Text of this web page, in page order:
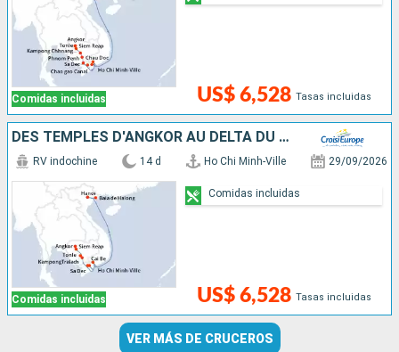
Comidas incluidas US$ 6,528 Tasas incluidas
DES TEMPLES D'ANGKOR AU DELTA DU MÉKONG, HANOÏ ET LA BAIE D'ALONG (FORMULE PORT/PORT)
Comidas incluidas
RV indochine 14 d Ho Chi Minh-Ville 29/09/2026
US$ 6,528 Tasas incluidas
Comidas incluidas
VER MÁS DE CRUCEROS